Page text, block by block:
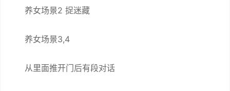
养女场景2 捉迷藏
养女场景3,4
从里面推开门后有段对话